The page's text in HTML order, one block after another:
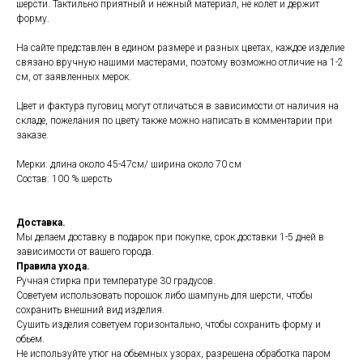
шерсти. Тактильно приятный и нежный материал, не колет и держит
форму.
На сайте представлен в едином размере и разных цветах, каждое изделие
связано вручную нашими мастерами, поэтому возможно отличие на 1-2
см, от заявленных мерок.
Цвет и фактура пуговиц могут отличаться в зависимости от наличия на
складе, пожелания по цвету также можно написать в комментарии при
заказе.
Мерки: длина около 45-47см/ ширина около 70 см
Состав: 100 % шерсть
Доставка.
Мы делаем доставку в подарок при покупке, срок доставки 1-5 дней в
зависимости от вашего города.
Правила ухода.
Ручная стирка при температуре 30 градусов.
Советуем использовать порошок либо шампунь для шерсти, чтобы
сохранить внешний вид изделия.
Сушить изделия советуем горизонтально, чтобы сохранить форму и
обьем.
Не используйте утюг на обьемных узорах, разрешена обработка паром